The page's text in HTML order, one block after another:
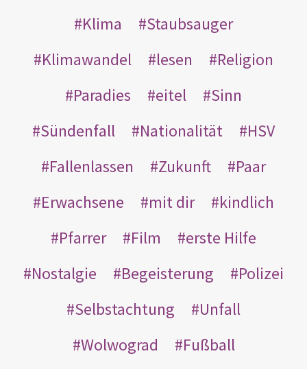
Klima
Staubsauger
Klimawandel
lesen
Religion
Paradies
eitel
Sinn
Sündenfall
Nationalität
HSV
Fallenlassen
Zukunft
Paar
Erwachsene
mit dir
kindlich
Pfarrer
Film
erste Hilfe
Nostalgie
Begeisterung
Polizei
Selbstachtung
Unfall
Wolwograd
Fußball